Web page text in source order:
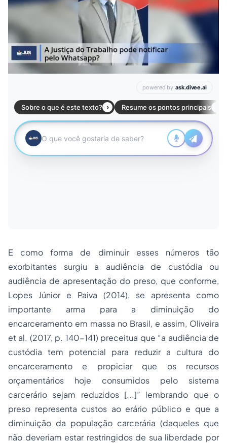
E como forma de diminuir esses números tão
exorbitantes surgiu a audiência de custódia ou
audiência de apresentação do preso, que conforme,
Lopes Júnior e Paiva (2014), se apresenta como
importante arma para a diminuição do
encarceramento em massa no Brasil, e assim, Oliveira
et al. (2017, p. 140-141) preceitua que “a audiência de
custódia tem potencial para reduzir a cultura do
encarceramento e propiciar que os recursos
orçamentários hoje consumidos pelo sistema
carcerário sejam reduzidos [...]” lembrando que o
preso representa custos ao erário público e que a
diminuição da população carcerária (daqueles que
não deveriam estar restringidos de sua liberdade por